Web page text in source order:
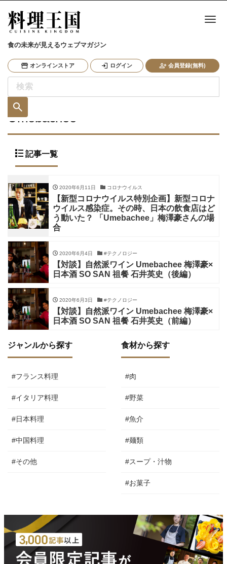
食の未来が見えるウェブマガジン
オンラインストア ログイン 会員登録(無料)
ナ
Umebachee
記事一覧
2020年6月11日 コロナウイルス
【新型コロナウイルス特別企画】新型コロナ
ウイルス感染症。その時、日本の飲食店はど
う動いた？ 「Umebachee」梅澤豪さんの場
合
2020年6月4日 #テクノロジー
【対談】自然派ワイン Umebachee 梅澤豪×
日本酒 SO SAN 祖餐 石井英史（後編）
2020年6月3日 #テクノロジー
【対談】自然派ワイン Umebachee 梅澤豪×
日本酒 SO SAN 祖餐 石井英史（前編）
ジャンルから探す
#フランス料理
#イタリア料理
#日本料理
#中国料理
#その他
食材から探す
#肉
#野菜
#魚介
#麺類
#スープ・汁物
#お菓子